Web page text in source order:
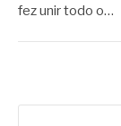
fez unir todo o…